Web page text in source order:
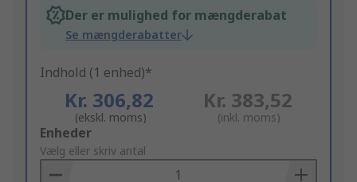
Der er mulighed for mængderabat
Se mængderabatter
Indhold (1 enhed)*
Kr. 306,82
(ekskl. moms)
Kr. 383,52
(inkl. moms)
Add
to
Basket
Enheder
Vælg eller skriv antal